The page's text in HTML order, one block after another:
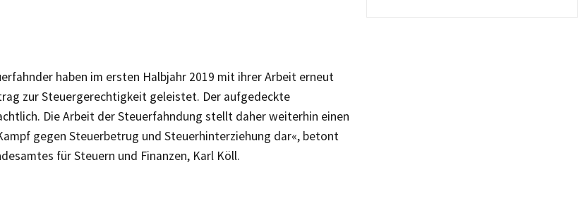
haben im ersten Halbjahr 2019 mit ihrer Arbeit erneut
zur Steuergerechtigkeit geleistet. Der aufgedeckte
Die Arbeit der Steuerfahndung stellt daher weiterhin einen
gegen Steuerbetrug und Steuerhinterziehung dar«, betont
für Steuern und Finanzen, Karl Köll.